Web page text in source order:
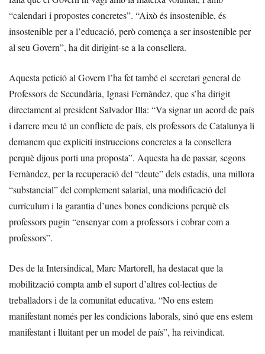
“calendari i propostes concretes”. “Això és insostenible, és
insostenible per a l’educació, però comença a ser insostenible per
al seu Govern”, ha dit dirigint-se a la consellera.
Aquesta petició al Govern l’ha fet també el secretari general de
Professors de Secundària, Ignasi Fernàndez, que s’ha dirigit
directament al president Salvador Illa: “Va signar un acord de país
i darrere meu té un conflicte de país, els professors de Catalunya li
demanem que expliciti instruccions concretes a la consellera
perquè dijous porti una proposta”. Aquesta ha de passar, segons
Fernàndez, per la recuperació del “deute” dels estadis, una millora
“substancial” del complement salarial, una modificació del
currículum i la garantia d’unes bones condicions perquè els
professors pugin “ensenyar com a professors i cobrar com a
professors”.
Des de la Intersindical, Marc Martorell, ha destacat que la
mobilització compta amb el suport d’altres col·lectius de
treballadors i de la comunitat educativa. “No ens estem
manifestant només per les condicions laborals, sinó que ens estem
manifestant i lluitant per un model de país”, ha reivindicat.